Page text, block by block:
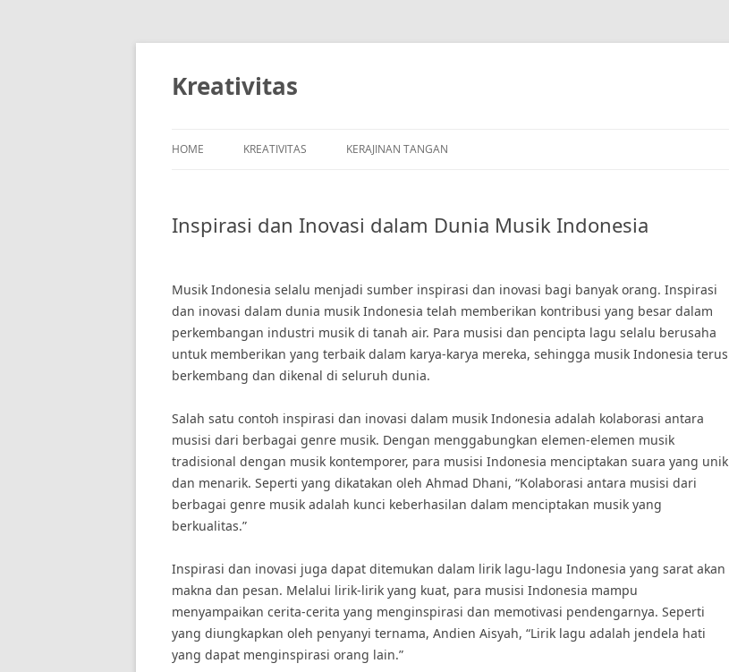
Skip
Kreativitas
HOME KREATIVITAS KERAJINAN TANGAN
Inspirasi dan Inovasi dalam Dunia Musik Indonesia
Musik Indonesia selalu menjadi sumber inspirasi dan inovasi bagi banyak orang. Inspirasi
dan inovasi dalam dunia musik Indonesia telah memberikan kontribusi yang besar dalam
perkembangan industri musik di tanah air. Para musisi dan pencipta lagu selalu berusaha
untuk memberikan yang terbaik dalam karya-karya mereka, sehingga musik Indonesia terus
berkembang dan dikenal di seluruh dunia.
Salah satu contoh inspirasi dan inovasi dalam musik Indonesia adalah kolaborasi antara
musisi dari berbagai genre musik. Dengan menggabungkan elemen-elemen musik
tradisional dengan musik kontemporer, para musisi Indonesia menciptakan suara yang unik
dan menarik. Seperti yang dikatakan oleh Ahmad Dhani, “Kolaborasi antara musisi dari
berbagai genre musik adalah kunci keberhasilan dalam menciptakan musik yang
berkualitas.”
Inspirasi dan inovasi juga dapat ditemukan dalam lirik lagu-lagu Indonesia yang sarat akan
makna dan pesan. Melalui lirik-lirik yang kuat, para musisi Indonesia mampu
menyampaikan cerita-cerita yang menginspirasi dan memotivasi pendengarnya. Seperti
yang diungkapkan oleh penyanyi ternama, Andien Aisyah, “Lirik lagu adalah jendela hati
yang dapat menginspirasi orang lain.”